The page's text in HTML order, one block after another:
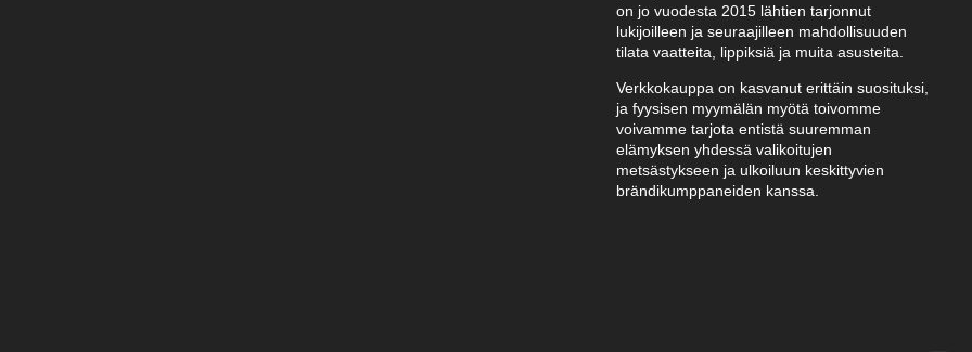
on jo vuodesta 2015 lähtien tarjonnut
lukijoilleen ja seuraajilleen mahdollisuuden
tilata vaatteita, lippiksiä ja muita asusteita.
Verkkokauppa on kasvanut erittäin suosituksi,
ja fyysisen myymälän myötä toivomme
voivamme tarjota entistä suuremman
elämyksen yhdessä valikoitujen
metsästykseen ja ulkoiluun keskittyvien
brändikumppaneiden kanssa.